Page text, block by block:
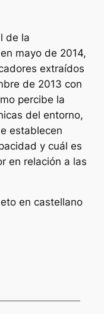
de la
mayo de 2014,
extraídos
de 2013 con
percibe la
del entorno,
establecen
y cuál es
en relación a las
en castellano